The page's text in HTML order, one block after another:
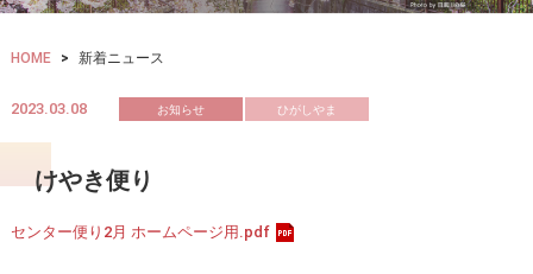
HOME > 新着ニュース
2023.03.08 お知らせ ひがしやま
けやき便り
センター便り2月 ホームページ用.pdf